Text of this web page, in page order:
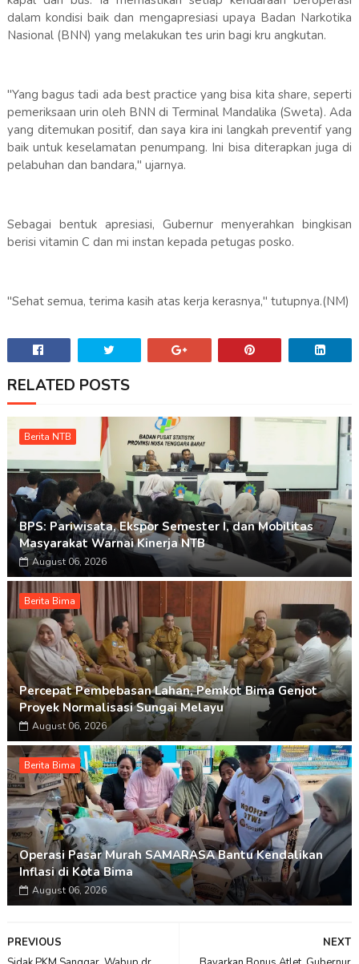
dalam kondisi baik dan mengapresiasi upaya Badan Narkotika
Nasional (BNN) yang melakukan tes urin bagi kru angkutan.
"Yang bagus tadi ada best practice yang bisa kita share, seperti
pemeriksaan urin oleh BNN di Terminal Mandalika (Sweta). Ada
yang ditemukan positif, dan saya kira ini langkah preventif yang
baik untuk keselamatan penumpang. Ini bisa diterapkan juga di
pelabuhan dan bandara," ujarnya.
Sebagai bentuk apresiasi, Gubernur menyerahkan bingkisan
berisi vitamin C dan mi instan kepada petugas posko.
"Sehat semua, terima kasih atas kerja kerasnya," tutupnya.(NM)
RELATED POSTS
Berita NTB
BPS: Pariwisata, Ekspor Semester I, dan Mobilitas
Masyarakat Warnai Kinerja NTB
August 06, 2026
Berita Bima
Percepat Pembebasan Lahan, Pemkot Bima Genjot
Proyek Normalisasi Sungai Melayu
August 06, 2026
Berita Bima
Operasi Pasar Murah SAMARASA Bantu Kendalikan
Inflasi di Kota Bima
August 06, 2026
NEXT
PREVIOUS